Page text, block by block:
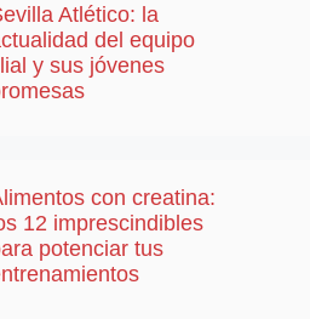
Atlético: la
del equipo
y sus jóvenes
con creatina:
12 imprescindibles
potenciar tus